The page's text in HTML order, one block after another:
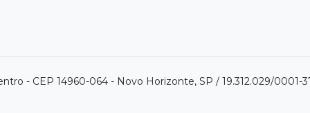
- CEP 14960-064 - Novo Horizonte, SP / 19.312.029/0001-